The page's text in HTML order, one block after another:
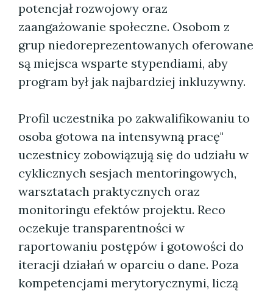
potencjał rozwojowy oraz
zaangażowanie społeczne. Osobom z
grup niedoreprezentowanych oferowane
są miejsca wsparte stypendiami, aby
program był jak najbardziej inkluzywny.
Profil uczestnika po zakwalifikowaniu to
osoba gotowa na intensywną pracę"
uczestnicy zobowiązują się do udziału w
cyklicznych sesjach mentoringowych,
warsztatach praktycznych oraz
monitoringu efektów projektu. Reco
oczekuje transparentności w
raportowaniu postępów i gotowości do
iteracji działań w oparciu o dane. Poza
kompetencjami merytorycznymi, liczą